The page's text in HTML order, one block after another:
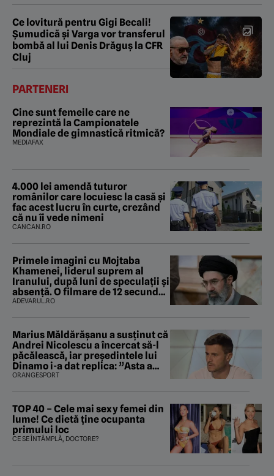
Ce lovitură pentru Gigi Becali!
Șumudică și Varga vor transferul
bombă al lui Denis Drăguș la CFR
Cluj
PARTENERI
Cine sunt femeile care ne
reprezintă la Campionatele
Mondiale de gimnastică ritmică?
MEDIAFAX
4.000 lei amendă tuturor
românilor care locuiesc la casă și
fac acest lucru în curte, crezând
că nu îi vede nimeni
CANCAN.RO
Primele imagini cu Mojtaba
Khamenei, liderul suprem al
Iranului, după luni de speculații și
absență. O filmare de 12 secunde
ridică noi întrebări
ADEVARUL.RO
Marius Măldărăşanu a susţinut că
Andrei Nicolescu a încercat să-l
păcălească, iar preşedintele lui
Dinamo i-a dat replica: ”Asta a
fost istoria”
ORANGESPORT
TOP 40 – Cele mai sexy femei din
lume! Ce dietă ține ocupanta
primului loc
CE SE ÎNTÂMPLĂ, DOCTORE?